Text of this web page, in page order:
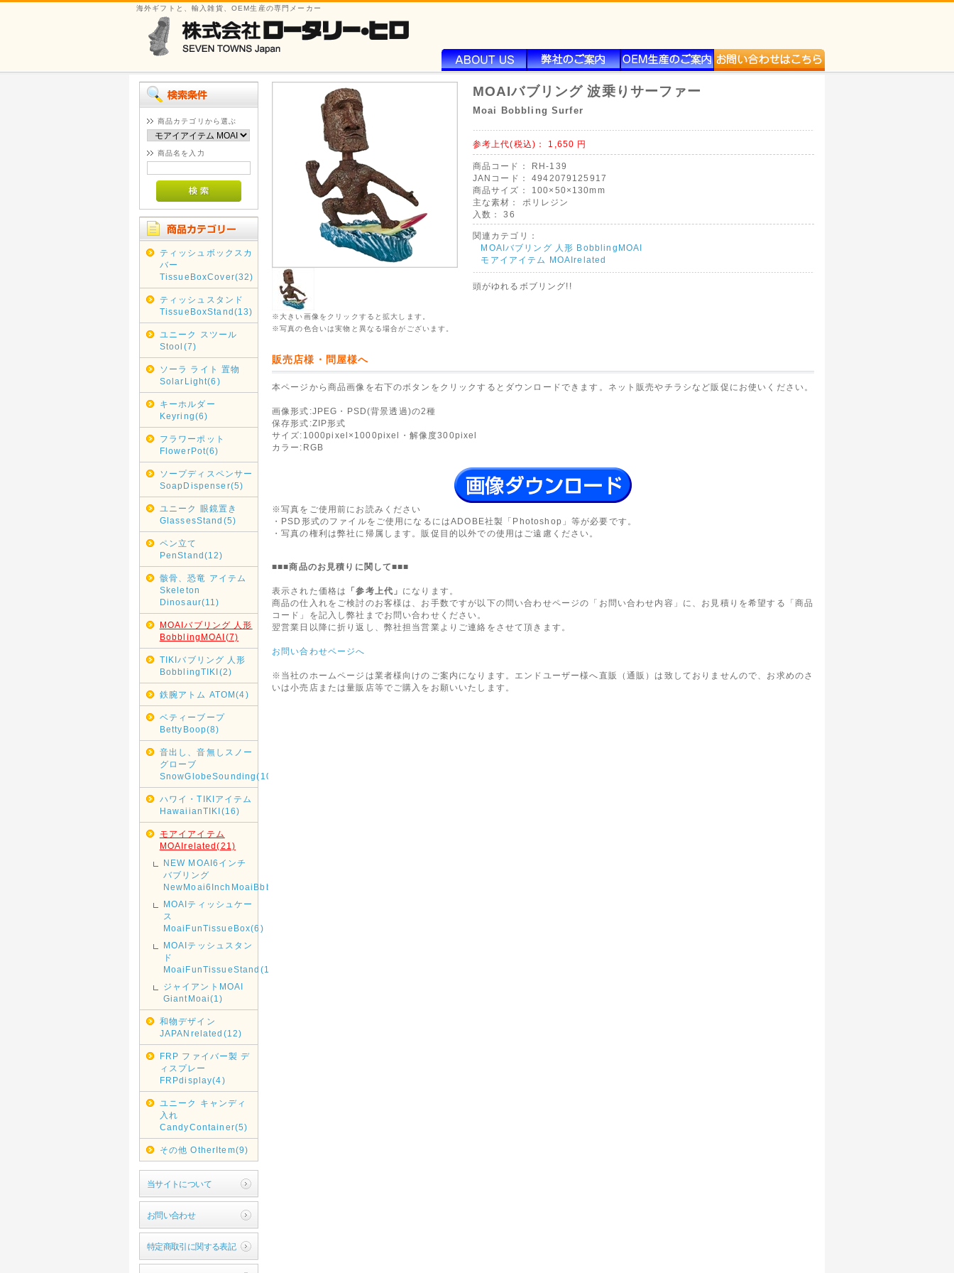
海外ギフトと、輸入雑貨、OEM生産の専門メーカー
商品カテゴリから選ぶ
商品名を入力
ティッシュボックスカ
バー
TissueBoxCover(32)
ティッシュスタンド
TissueBoxStand(13)
ユニーク スツール
Stool(7)
ソーラ ライト 置物
SolarLight(6)
キーホルダー
Keyring(6)
フラワーポット
FlowerPot(6)
ソープディスペンサー
SoapDispenser(5)
ユニーク 眼鏡置き
GlassesStand(5)
ペン立て
PenStand(12)
骸骨、恐竜 アイテム
Skeleton
Dinosaur(11)
MOAIバブリング 人形
BobblingMOAI(7)
TIKIバブリング 人形
BobblingTIKI(2)
鉄腕アトム ATOM(4)
ベティーブープ
BettyBoop(8)
音出し、音無しスノー
グローブ
SnowGlobeSounding(10)
ハワイ・TIKIアイテム
HawaiianTIKI(16)
モアイアイテム
MOAIrelated(21)
NEW MOAI6インチ
バブリング
NewMoai6InchMoaiBbbling(1)
MOAIティッシュケー
ス
MoaiFunTissueBox(6)
MOAIテッシュスタン
ド
MoaiFunTissueStand(1)
ジャイアントMOAI
GiantMoai(1)
和物デザイン
JAPANrelated(12)
FRP ファイバー製 デ
ィスプレー
FRPdisplay(4)
ユニーク キャンディ
入れ
CandyContainer(5)
その他 OtherItem(9)
当サイトについて
お問い合わせ
特定商取引に関する表記
※大きい画像をクリックすると拡大します。
※写真の色合いは実物と異なる場合がございます。
MOAIバブリング 波乗りサーファー
Moai Bobbling Surfer
参考上代(税込)： 1,650 円
商品コード：
RH-139
JANコード：
4942079125917
商品サイズ：
100×50×130mm
主な素材：
ポリレジン
入数：
36
関連カテゴリ：
MOAIバブリング 人形 BobblingMOAI
モアイアイテム MOAIrelated
頭がゆれるボブリング!!
販売店様・問屋様へ
本ページから商品画像を右下のボタンをクリックするとダウンロードできます。ネット販売やチラシなど販促にお使いください。
画像形式:JPEG・PSD(背景透過)の2種
保存形式:ZIP形式
サイズ:1000pixel×1000pixel・解像度300pixel
カラー:RGB
※写真をご使用前にお読みください
・PSD形式のファイルをご使用になるにはADOBE社製「Photoshop」等が必要です。
・写真の権利は弊社に帰属します。販促目的以外での使用はご遠慮ください。
■■■商品のお見積りに関して■■■
表示された価格は 「参考上代」 になります。
商品の仕入れをご検討のお客様は、お手数ですが以下の問い合わせページの「お問い合わせ内容」に、お見積りを希望する「商品
コード」を記入し弊社までお問い合わせください。
翌営業日以降に折り返し、弊社担当営業よりご連絡をさせて頂きます。
お問い合わせページへ
※当社のホームページは業者様向けのご案内になります。エンドユーザー様へ直販（通販）は致しておりませんので、お求めのさ
いは小売店または量販店等でご購入をお願いいたします。